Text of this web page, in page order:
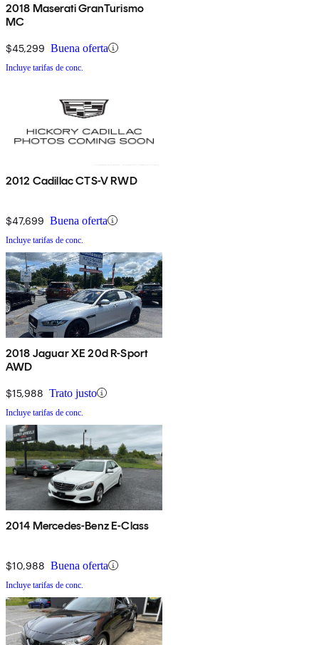
2018 Maserati GranTurismo
MC
$45,299 Buena oferta
Incluye tarifas de conc.
2012 Cadillac CTS-V RWD
$47,699 Buena oferta
Incluye tarifas de conc.
2018 Jaguar XE 20d R-Sport
AWD
$15,988 Trato justo
Incluye tarifas de conc.
2014 Mercedes-Benz E-Class
$10,988 Buena oferta
Incluye tarifas de conc.